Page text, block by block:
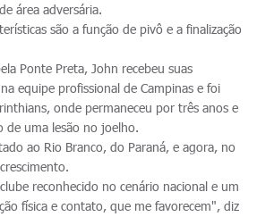
área adversária.
são a função de pivô e a finalização
Ponte Preta, John recebeu suas
equipe profissional de Campinas e foi
onde permaneceu por três anos e
de uma lesão no joelho.
ao Rio Branco, do Paraná, e agora, no
reconhecido no cenário nacional e um
física e contato, que me favorecem", diz